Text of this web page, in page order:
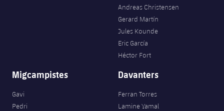
Andreas Christensen
Gerard Martín
Jules Kounde
Eric García
Héctor Fort
Migcampistes
Gavi
Pedri
Davanters
Ferran Torres
Lamine Yamal